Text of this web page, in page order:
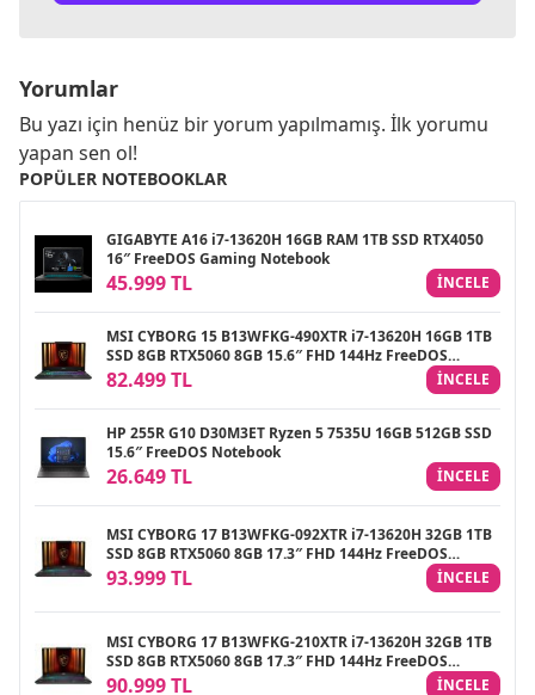
Yorumlar
Bu yazı için henüz bir yorum yapılmamış. İlk yorumu
yapan sen ol!
POPÜLER NOTEBOOKLAR
GIGABYTE A16 i7-13620H 16GB RAM 1TB SSD RTX4050
16″ FreeDOS Gaming Notebook
45.999 TL INCELE
MSI CYBORG 15 B13WFKG-490XTR i7-13620H 16GB 1TB
SSD 8GB RTX5060 8GB 15.6″ FHD 144Hz FreeDOS
Gaming Notebook
82.499 TL INCELE
HP 255R G10 D30M3ET Ryzen 5 7535U 16GB 512GB SSD
15.6″ FreeDOS Notebook
26.649 TL INCELE
MSI CYBORG 17 B13WFKG-092XTR i7-13620H 32GB 1TB
SSD 8GB RTX5060 8GB 17.3″ FHD 144Hz FreeDOS
Gaming Notebook
93.999 TL INCELE
MSI CYBORG 17 B13WFKG-210XTR i7-13620H 32GB 1TB
SSD 8GB RTX5060 8GB 17.3″ FHD 144Hz FreeDOS
Gaming Notebook
90.999 TL INCELE